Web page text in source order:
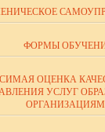
ФОРМЫ
ОЦЕНКА
УСЛУГ